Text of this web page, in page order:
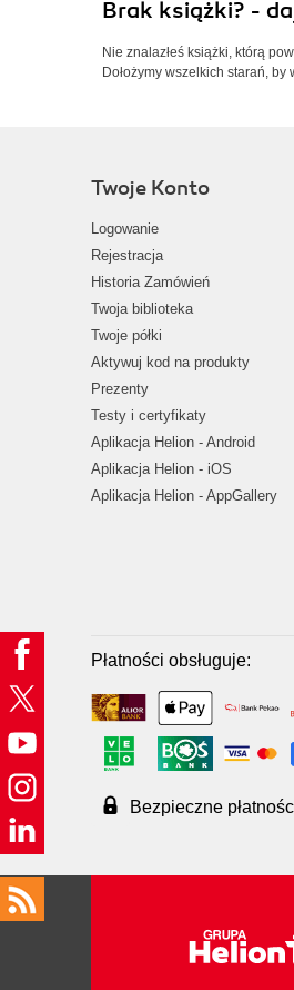
Brak książki? -
Nie znalazłeś książki, którą
Dołożymy wszelkich starań, by
Twoje Konto
Logowanie
Rejestracja
Historia Zamówień
Twoja biblioteka
Twoje półki
Aktywuj kod na produkty
Prezenty
Testy i certyfikaty
Aplikacja Helion - Android
Aplikacja Helion - iOS
Aplikacja Helion - AppGallery
Płatności obsługuje:
Bezpieczne